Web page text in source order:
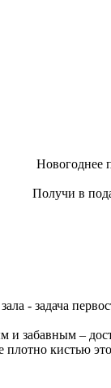
Новогоднее
Получи в
- задача
забавным –
плотно кистью